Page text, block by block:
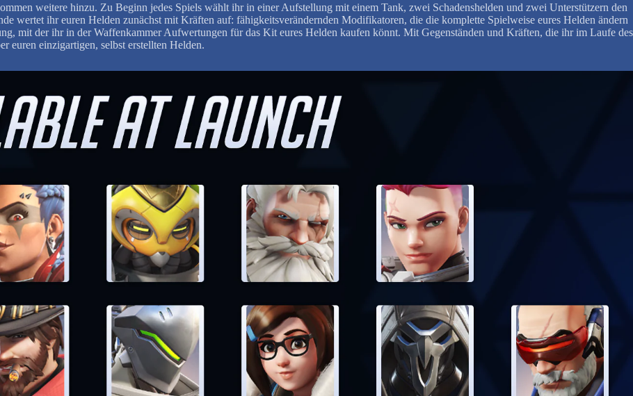
weitere hinzu. Zu Beginn jedes Spiels wählt ihr in einer Aufstellung mit einem Tank, zwei Schadenshelden und zwei Unterstützern den
wertet ihr euren Helden zunächst mit Kräften auf: fähigkeitsverändernden Modifikatoren, die die komplette Spielweise eures Helden ändern
mit der ihr in der Waffenkammer Aufwertungen für das Kit eures Helden kaufen könnt. Mit Gegenständen und Kräften, die ihr im Laufe des
euren einzigartigen, selbst erstellten Helden.